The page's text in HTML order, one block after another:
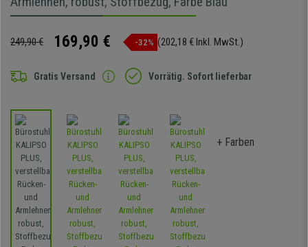
249,90 € 169,90 € -32% (202,18 € Inkl. MwSt.)
Gratis Versand Vorrätig. Sofort lieferbar
+ Farben